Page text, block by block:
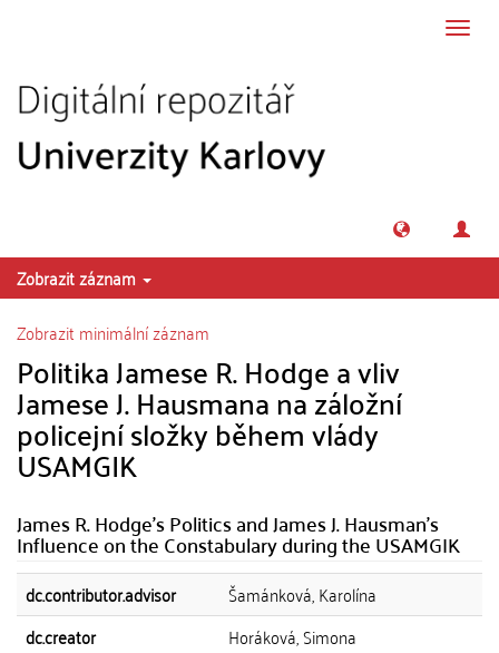
Zobrazit záznam
Zobrazit minimální záznam
Politika Jamese R. Hodge a vliv
Jamese J. Hausmana na záložní
policejní složky během vlády
USAMGIK
James R. Hodge's Politics and James J. Hausman's
Influence on the Constabulary during the USAMGIK
dc.contributor.advisor
Šamánková, Karolína
dc.creator
Horáková, Simona